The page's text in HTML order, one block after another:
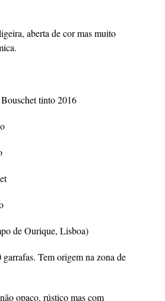
aberta de cor mas muito
tinto 2016
de Ourique, Lisboa)
Tem origem na zona de
opaco, rústico mas com